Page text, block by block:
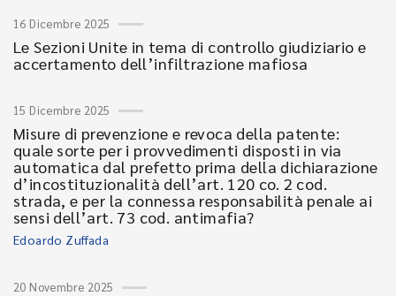
16 Dicembre 2025
Le Sezioni Unite in tema di controllo giudiziario e
accertamento dell’infiltrazione mafiosa
15 Dicembre 2025
Misure di prevenzione e revoca della patente:
quale sorte per i provvedimenti disposti in via
automatica dal prefetto prima della dichiarazione
d’incostituzionalità dell’art. 120 co. 2 cod.
strada, e per la connessa responsabilità penale ai
sensi dell’art. 73 cod. antimafia?
Edoardo Zuffada
20 Novembre 2025